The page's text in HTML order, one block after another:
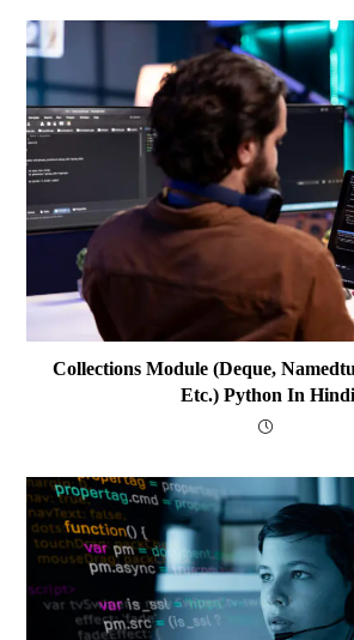
Collections Module (deque,
Etc.) Python In Hindi